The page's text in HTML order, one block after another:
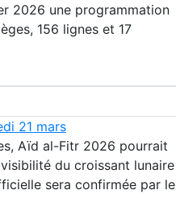
2026 une programmation
156 lignes et 17
21 mars
Aïd al-Fitr 2026 pourrait
du croissant lunaire
sera confirmée par le